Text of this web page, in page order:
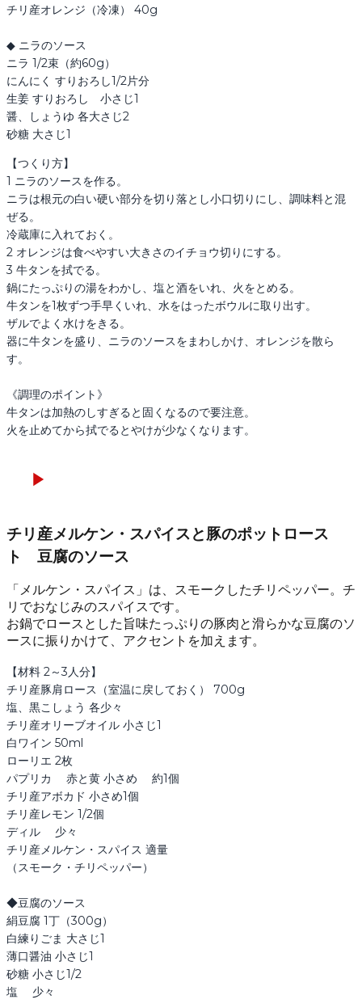
チリ産オレンジ（冷凍） 40g
◆ ニラのソース
ニラ 1/2束（約60g）
にんにく すりおろし1/2片分
生姜 すりおろし　小さじ1
醤、しょうゆ 各大さじ2
砂糖 大さじ1
【つくり方】
1 ニラのソースを作る。
ニラは根元の白い硬い部分を切り落とし小口切りにし、調味料と混
ぜる。
冷蔵庫に入れておく。
2 オレンジは食べやすい大きさのイチョウ切りにする。
3 牛タンを拭でる。
鍋にたっぷりの湯をわかし、塩と酒をいれ、火をとめる。
牛タンを1枚ずつ手早くいれ、水をはったボウルに取り出す。
ザルでよく水けをきる。
器に牛タンを盛り、ニラのソースをまわしかけ、オレンジを散ら
す。
《調理のポイント》
牛タンは加熱のしすぎると固くなるので要注意。
火を止めてから拭でるとやけが少なくなります。
チリ産メルケン・スパイスと豚のポットロース
ト 豆腐のソース
「メルケン・スパイス」は、スモークしたチリペッパー。チ
リでおなじみのスパイスです。
お鍋でロースとした旨味たっぷりの豚肉と滑らかな豆腐のソ
ースに振りかけて、アクセントを加えます。
【材料 2～3人分】
チリ産豚肩ロース（室温に戻しておく） 700g
塩、黒こしょう 各少々
チリ産オリーブオイル 小さじ1
白ワイン 50ml
ローリエ 2枚
パプリカ 　赤と黄 小さめ　 約1個
チリ産アボカド 小さめ1個
チリ産レモン 1/2個
ディル 　少々
チリ産メルケン・スパイス 適量
（スモーク・チリペッパー）
◆豆腐のソース
絹豆腐 1丁（300g）
白練りごま 大さじ1
薄口醤油 小さじ1
砂糖 小さじ1/2
塩 　少々